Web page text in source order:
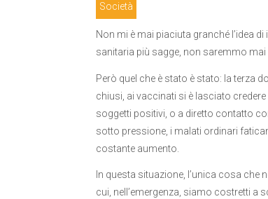
Società
Non mi è mai piaciuta granché l’idea
sanitaria più sagge, non saremmo
Però quel che è stato è stato: la terza
chiusi, ai vaccinati si è lasciato
soggetti positivi, o a diretto contatto
sotto pressione, i malati ordinari
costante aumento.
In questa situazione, l’unica cosa
cui, nell’emergenza, siamo costretti a